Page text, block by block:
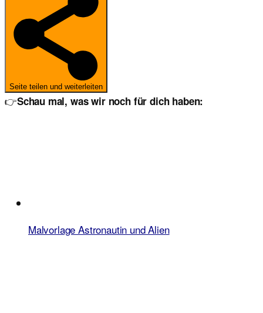
Seite teilen und weiterleiten
👉Schau mal, was wir noch für dich haben:
Malvorlage Astronautin und Alien